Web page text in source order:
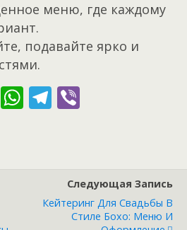
меню, где каждому
подавайте ярко и
O W T
m
Следующая Запись
Кейтеринг Для Свадьбы В
Стиле Бохо: Меню И